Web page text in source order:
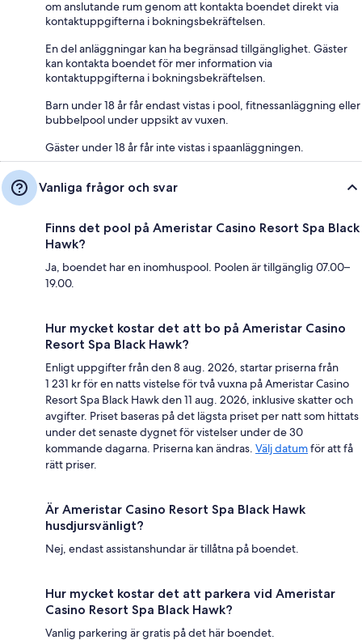
om anslutande rum genom att kontakta boendet direkt via
kontaktuppgifterna i bokningsbekräftelsen.
En del anläggningar kan ha begränsad tillgänglighet. Gäster
kan kontakta boendet för mer information via
kontaktuppgifterna i bokningsbekräftelsen.
Barn under 18 år får endast vistas i pool, fitnessanläggning eller
bubbelpool under uppsikt av vuxen.
Gäster under 18 år får inte vistas i spaanläggningen.
Vanliga frågor och svar
Finns det pool på Ameristar Casino Resort Spa Black
Hawk?
Ja, boendet har en inomhuspool. Poolen är tillgänglig 07.00–
19.00.
Hur mycket kostar det att bo på Ameristar Casino
Resort Spa Black Hawk?
Enligt uppgifter från den 8 aug. 2026, startar priserna från
1 231 kr för en natts vistelse för två vuxna på Ameristar Casino
Resort Spa Black Hawk den 11 aug. 2026, inklusive skatter och
avgifter. Priset baseras på det lägsta priset per natt som hittats
under det senaste dygnet för vistelser under de 30
kommande dagarna. Priserna kan ändras. Välj datumför att få
rätt priser.
Är Ameristar Casino Resort Spa Black Hawk
husdjursvänligt?
Nej, endast assistanshundar är tillåtna på boendet.
Hur mycket kostar det att parkera vid Ameristar
Casino Resort Spa Black Hawk?
Vanlig parkering är gratis på det här boendet.